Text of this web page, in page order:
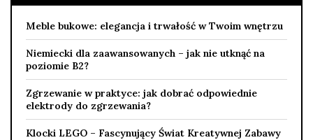
Meble bukowe: elegancja i trwałość w Twoim wnętrzu
Niemiecki dla zaawansowanych – jak nie utknąć na
poziomie B2?
Zgrzewanie w praktyce: jak dobrać odpowiednie
elektrody do zgrzewania?
Klocki LEGO – Fascynujący Świat Kreatywnej Zabawy